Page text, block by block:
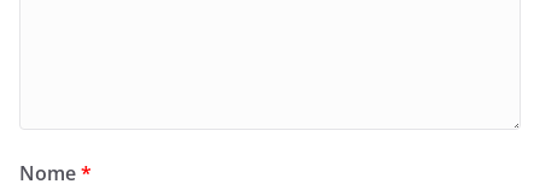
Nome*